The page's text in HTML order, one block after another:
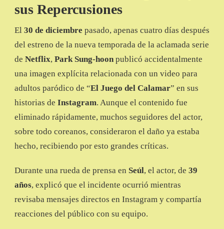
sus Repercusiones
El 30 de diciembre pasado, apenas cuatro días después
del estreno de la nueva temporada de la aclamada serie
de Netflix, Park Sung-hoon publicó accidentalmente
una imagen explícita relacionada con un video para
adultos paródico de “El Juego del Calamar” en sus
historias de Instagram. Aunque el contenido fue
eliminado rápidamente, muchos seguidores del actor,
sobre todo coreanos, consideraron el daño ya estaba
hecho, recibiendo por esto grandes críticas.
Durante una rueda de prensa en Seúl, el actor, de 39
años, explicó que el incidente ocurrió mientras
revisaba mensajes directos en Instagram y compartía
reacciones del público con su equipo.